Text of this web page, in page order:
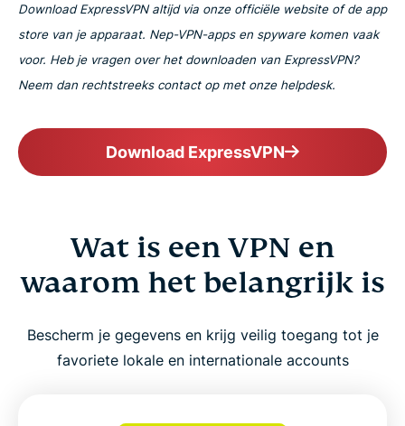
Download ExpressVPN altijd via onze officiële website of de app
store van je apparaat. Nep-VPN-apps en spyware komen vaak
voor. Heb je vragen over het downloaden van ExpressVPN?
Neem dan rechtstreeks contact op met onze helpdesk.
Download ExpressVPN
Wat is een VPN en
waarom het belangrijk is
Bescherm je gegevens en krijg veilig toegang tot je
favoriete lokale en internationale accounts